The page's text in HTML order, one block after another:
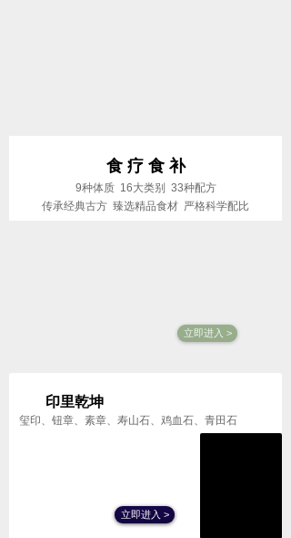
食 疗 食 补
9种体质 16大类别 33种配方
传承经典古方 臻选精品食材 严格科学配比
立即进入 >
印里乾坤
玺印、钮章、素章、寿山石、鸡血石、青田石
立即进入 >